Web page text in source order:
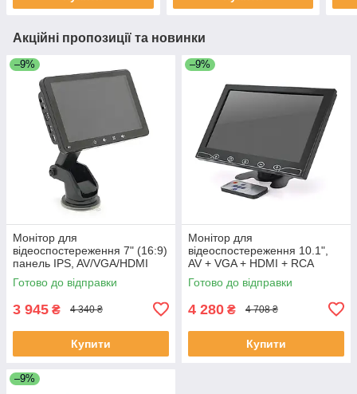
Акційні пропозиції та новинки
–9%
Монітор для
відеоспостереження 7" (16:9)
панель IPS, AV/VGA/HDMI
роз'єми + touchscreen,
1024*600ips, 12-24 V, BOX
Готово до відправки
3 945 ₴ 4 340 ₴
Купити
–9%
Монітор для
відеоспостереження 10.1",
AV + VGA + HDMI + RCA
роз'єми, 1024*600ips, 12-24V,
BOX ЕКОБОКС
Готово до відправки
4 280 ₴ 4 708 ₴
Купити
–9%